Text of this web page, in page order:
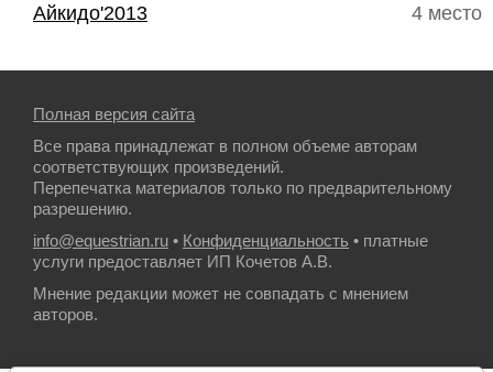
4 место
Айкидо'2013
Полная версия сайта
Все права принадлежат в полном объеме авторам
соответствующих произведений.
Перепечатка материалов только по предварительному
разрешению.
info@equestrian.ru • Конфиденциальность • платные
услуги предоставляет ИП Кочетов А.В.
Мнение редакции может не совпадать с мнением
авторов.